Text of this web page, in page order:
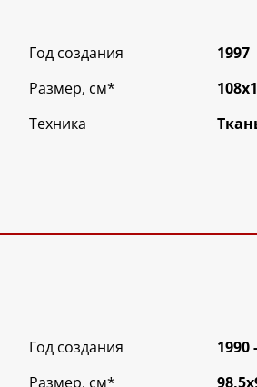
Год создания
1997
Размер, см*
Техника
Год создания
1990
Размер, см*